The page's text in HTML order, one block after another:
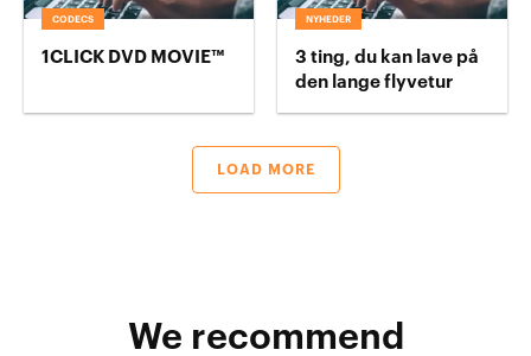
CODECS
1CLICK DVD MOVIE™
NYHEDER
3 ting, du kan lave på
den lange flyvetur
LOAD MORE
We recommend